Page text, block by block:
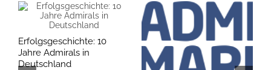
Erfolgsgeschichte: 10
Jahre Admirals in
Deutschland